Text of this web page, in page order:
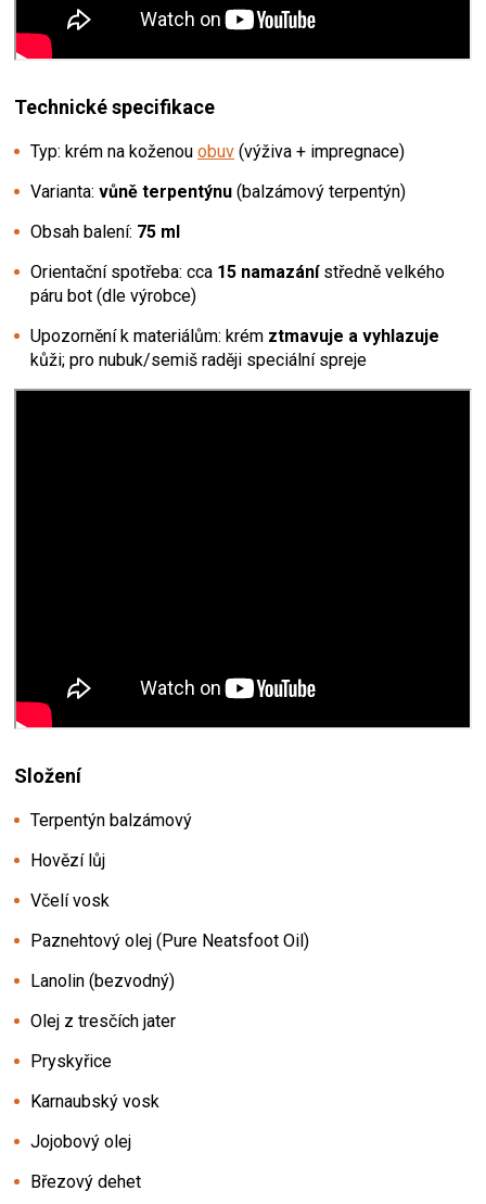
Technické specifikace
Typ: krém na koženou obuv (výživa + impregnace)
Varianta: vůně terpentýnu (balzámový terpentýn)
Obsah balení: 75 ml
Orientační spotřeba: cca 15 namazánístředně velkého
páru bot (dle výrobce)
Upozornění k materiálům: krém ztmavuje a vyhlazuje
kůži; pro nubuk/semiš raději speciální spreje
Složení
Terpentýn balzámový
Hovězí lůj
Včelí vosk
Paznehtový olej (Pure Neatsfoot Oil)
Lanolin (bezvodný)
Olej z tresčích jater
Pryskyřice
Karnaubský vosk
Jojobový olej
Březový dehet